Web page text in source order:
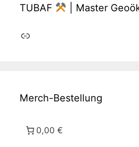
TUBAF | Master
Link
Merch-Bestellung
0,00 €